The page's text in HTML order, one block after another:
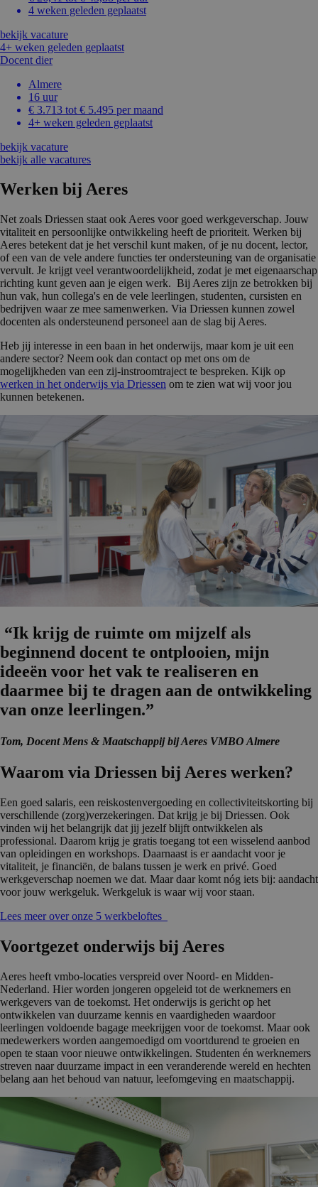
4 weken geleden geplaatst
bekijk vacature
4+ weken geleden geplaatst
Docent dier
Almere
16 uur
€ 3.713 tot € 5.495 per maand
4+ weken geleden geplaatst
bekijk vacature
bekijk alle vacatures
Werken bij Aeres
Net zoals Driessen staat ook Aeres voor goed werkgeverschap. Jouw
vitaliteit en persoonlijke ontwikkeling heeft de prioriteit. Werken bij
Aeres betekent dat je het verschil kunt maken, of je nu docent, lector,
of een van de vele andere functies ter ondersteuning van de organisatie
vervult. Je krijgt veel verantwoordelijkheid, zodat je met eigenaarschap
richting kunt geven aan je eigen werk. Bij Aeres zijn ze betrokken bij
hun vak, hun collega's en de vele leerlingen, studenten, cursisten en
bedrijven waar ze mee samenwerken. Via Driessen kunnen zowel
docenten als ondersteunend personeel aan de slag bij Aeres.
Heb jij interesse in een baan in het onderwijs, maar kom je uit een
andere sector? Neem ook dan contact op met ons om de
mogelijkheden van een zij-instroomtraject te bespreken. Kijk op
werken in het onderwijs via Driessen om te zien wat wij voor jou
kunnen betekenen.
“Ik krijg de ruimte om mijzelf als
beginnend docent te ontplooien, mijn
ideeën voor het vak te realiseren en
daarmee bij te dragen aan de ontwikke­ling
van onze leerlingen.”
Tom, Docent Mens & Maatschappij bij Aeres VMBO Almere
Waarom via Driessen bij Aeres werken?
Een goed salaris, een reiskostenvergoeding en collectiviteitskorting bij
verschillende (zorg)verzekeringen. Dat krijg je bij Driessen. Ook
vinden wij het belangrijk dat jij jezelf blijft ontwikkelen als
professional. Daarom krijg je gratis toegang tot een wisselend aanbod
van opleidingen en workshops. Daarnaast is er aandacht voor je
vitaliteit, je financiën, de balans tussen je werk en privé. Goed
werkgeverschap noemen we dat. Maar daar komt nóg iets bij: aandacht
voor jouw werkgeluk. Werkgeluk is waar wij voor staan.
Lees meer over onze 5 werkbeloftes
Voortgezet onderwijs bij Aeres
Aeres heeft vmbo-locaties verspreid over Noord- en Midden-
Nederland. Hier worden jongeren opgeleid tot de werknemers en
werkgevers van de toekomst. Het onderwijs is gericht op het
ontwikkelen van duurzame kennis en vaardigheden waardoor
leerlingen voldoende bagage meekrijgen voor de toekomst. Maar ook
medewerkers worden aangemoedigd om voortdurend te groeien en
open te staan voor nieuwe ontwikkelingen. Studenten én werknemers
streven naar duurzame impact in een veranderende wereld en hechten
belang aan het behoud van natuur, leefomgeving en maatschappij.